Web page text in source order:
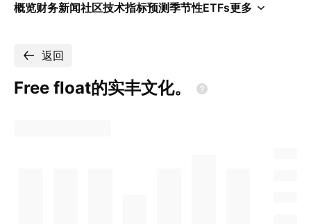
概览财务新闻社区技术指标预测季节性ETFs更多
返回
Free float的实丰文化。